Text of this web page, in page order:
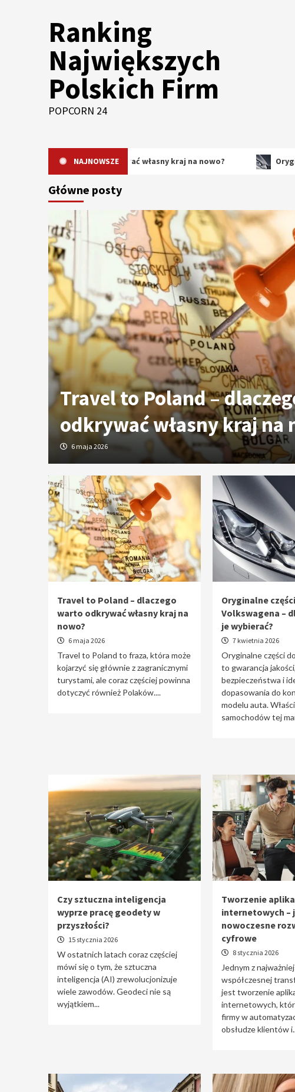
Ranking
Największych
Polskich Firm
POPCORN 24
NAJNOWSZE
warto odkrywać własny kraj na nowo? Oryginalne
Główne posty
Travel to Poland –
odkrywać własny kraj na
6 maja 2026
Travel to Poland – dlaczego
warto odkrywać własny kraj na
nowo?
6 maja 2026
Travel to Poland to fraza, która może
kojarzyć się głównie z zagranicznymi
turystami, ale coraz częściej powinna
dotyczyć również Polaków....
Oryginalne
Volkswagena –
je wybierać?
7 kwietnia 2026
Oryginalne części
to gwarancja jakości,
bezpieczeństwa i
dopasowania do
modelu auta.
samochodów tej
Czy sztuczna inteligencja
wyprze pracę geodety w
przyszłości?
15 stycznia 2026
W ostatnich latach coraz częściej
mówi się o tym, że sztuczna
inteligencja (AI) zrewolucjonizuje
wiele zawodów. Geodeci nie są
wyjątkiem...
Tworzenie
internetowych –
nowoczesne
cyfrowe
8 stycznia 2026
Jednym z
współczesnej
jest tworzenie
internetowych,
firmy w
obsłudze klientów